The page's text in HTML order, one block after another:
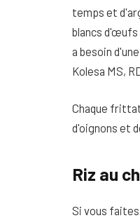
temps et
blancs d'œufs
a besoin
Kolesa MS,
Chaque
d'oignons et
Riz au
Si vous faites